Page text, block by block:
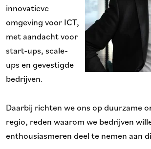
innovatieve
omgeving voor ICT,
met aandacht voor
start-ups, scale-
ups en gevestigde
bedrijven.
Daarbij richten we ons op duurzame
regio, reden waarom we bedrijven
enthousiasmeren deel te nemen aan